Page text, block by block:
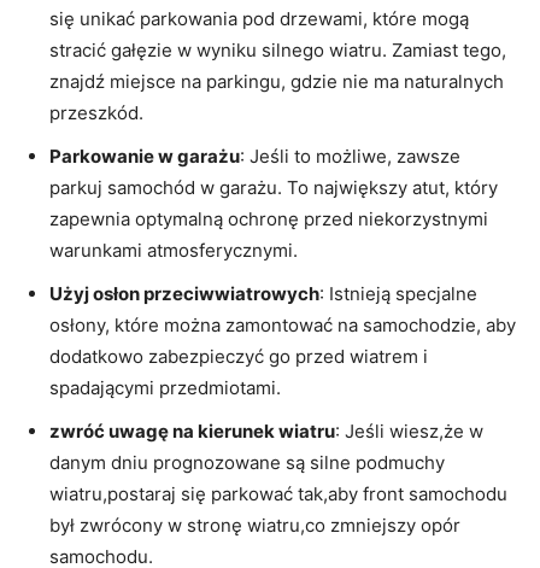
się unikać parkowania pod drzewami, które mogą
stracić gałęzie w⁢ wyniku silnego wiatru. Zamiast tego,
znajdź miejsce na parkingu, gdzie nie‍ ma​ naturalnych
przeszkód.
Parkowanie w garażu: Jeśli to​ możliwe, zawsze
parkuj samochód‍ w⁢ garażu. To największy atut, który ​
zapewnia ‌optymalną⁢ ochronę‍ przed niekorzystnymi
warunkami atmosferycznymi.
Użyj osłon przeciwwiatrowych: ‌Istnieją specjalne ​
osłony, które można ​zamontować na samochodzie, aby
dodatkowo zabezpieczyć ‍go przed‍ wiatrem i
spadającymi przedmiotami.
zwróć​ uwagę ⁢na kierunek wiatru: ⁣Jeśli wiesz,że w
⁤danym dniu prognozowane⁢ są silne podmuchy
wiatru,postaraj ⁤się parkować tak,aby front samochodu
był zwrócony w⁤ stronę wiatru,co zmniejszy opór
samochodu.